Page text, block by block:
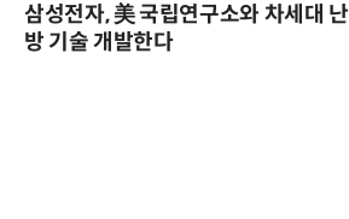
삼성전자, 美 국립연구소와 차세대 난
방 기술 개발한다